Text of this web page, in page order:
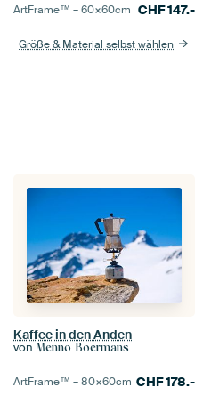
ArtFrame™ –60×60cm CHF147.-
Größe & Material selbst wählen
Kaffee in den Anden
von Menno Boermans
ArtFrame™ –80×60cm CHF178.-